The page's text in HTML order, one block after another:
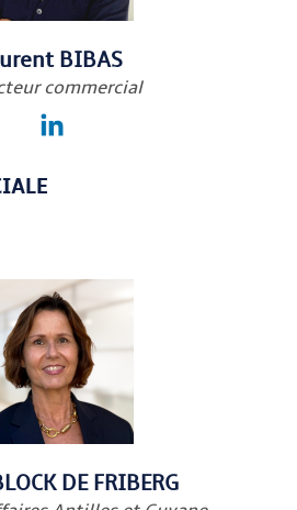
BIBAS
commercial
DE FRIBERG